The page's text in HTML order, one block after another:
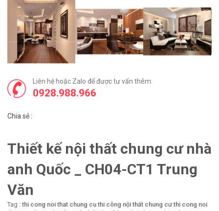
Liên hệ hoặc Zalo để được tư vấn thêm:
0928.988.966
Chia sẻ :
Thiết kế nội thất chung cư nhà
anh Quốc _ CH04-CT1 Trung
Văn
Tag : thi cong noi that chung cu thi công nội thất chung cư thi cong noi